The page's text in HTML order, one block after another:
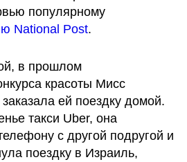
рассказала в интервью популярному
National Post.
в прошлом
красоты Мисс
ей поездку домой.
такси Uber, она
с другой подругой и
поездку в Израиль,